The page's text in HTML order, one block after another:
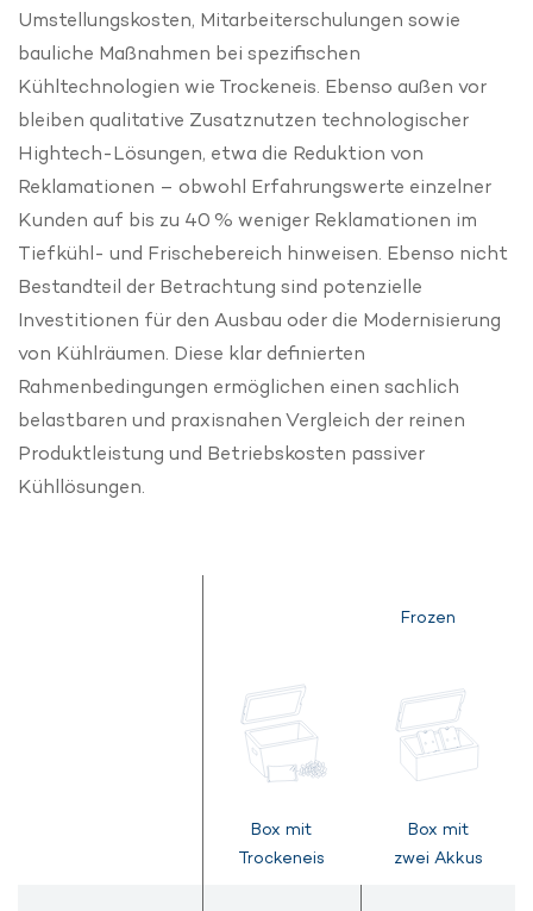
Umstellungskosten, Mitarbeiterschulungen sowie
bauliche Maßnahmen bei spezifischen
Kühltechnologien wie Trockeneis. Ebenso außen vor
bleiben qualitative Zusatznutzen technologischer
Hightech-Lösungen, etwa die Reduktion von
Reklamationen – obwohl Erfahrungswerte einzelner
Kunden auf bis zu 40 % weniger Reklamationen im
Tiefkühl- und Frischebereich hinweisen. Ebenso nicht
Bestandteil der Betrachtung sind potenzielle
Investitionen für den Ausbau oder die Modernisierung
von Kühlräumen. Diese klar definierten
Rahmenbedingungen ermöglichen einen sachlich
belastbaren und praxisnahen Vergleich der reinen
Produktleistung und Betriebskosten passiver
Kühllösungen.
Frozen
Box mit
Trockeneis
Box mit
zwei Akkus